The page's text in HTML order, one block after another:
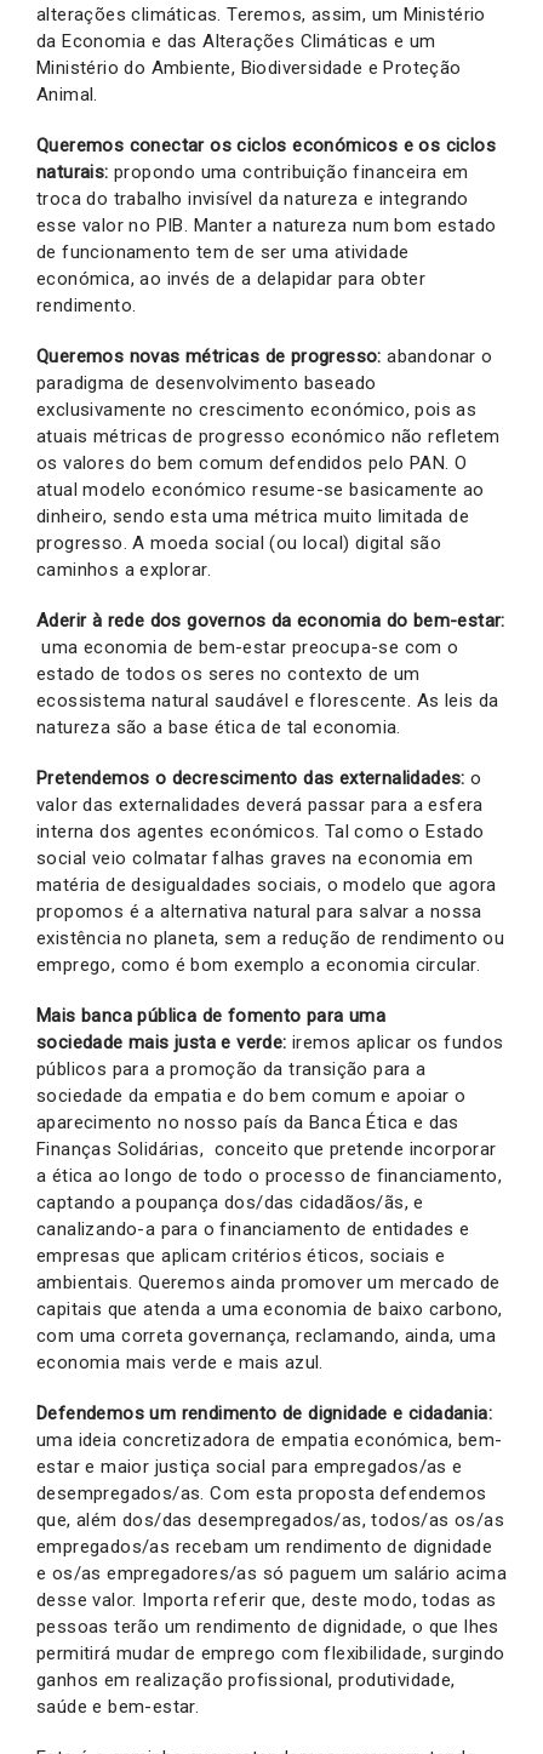
alterações climáticas. Teremos, assim, um Ministério
da Economia e das Alterações Climáticas e um
Ministério do Ambiente, Biodiversidade e Proteção
Animal.
Queremos conectar os ciclos económicos e os ciclos
naturais: propondo uma contribuição financeira em
troca do trabalho invisível da natureza e integrando
esse valor no PIB. Manter a natureza num bom estado
de funcionamento tem de ser uma atividade
económica, ao invés de a delapidar para obter
rendimento.
Queremos novas métricas de progresso:abandonar o
paradigma de desenvolvimento baseado
exclusivamente no crescimento económico, pois as
atuais métricas de progresso económico não refletem
os valores do bem comum defendidos pelo PAN. O
atual modelo económico resume-se basicamente ao
dinheiro, sendo esta uma métrica muito limitada de
progresso. A moeda social (ou local) digital são
caminhos a explorar.
Aderir à rede dos governos da economia do bem-estar:
uma economia de bem-estar preocupa-se com o
estado de todos os seres no contexto de um
ecossistema natural saudável e florescente. As leis da
natureza são a base ética de tal economia.
Pretendemos o decrescimento das externalidades:o
valor das externalidades deverá passar para a esfera
interna dos agentes económicos. Tal como o Estado
social veio colmatar falhas graves na economia em
matéria de desigualdades sociais, o modelo que agora
propomos é a alternativa natural para salvar a nossa
existência no planeta, sem a redução de rendimento ou
emprego, como é bom exemplo a economia circular.
Mais banca pública de fomento para uma
sociedade mais justa e verde: iremos aplicar os fundos
públicos para a promoção da transição para a
sociedade da empatia e do bem comum e apoiar o
aparecimento no nosso país da Banca Ética e das
Finanças Solidárias, conceito que pretende incorporar
a ética ao longo de todo o processo de financiamento,
captando a poupança dos/das cidadãos/ãs, e
canalizando-a para o financiamento de entidades e
empresas que aplicam critérios éticos, sociais e
ambientais. Queremos ainda promover um mercado de
capitais que atenda a uma economia de baixo carbono,
com uma correta governança, reclamando, ainda, uma
economia mais verde e mais azul.
Defendemos um rendimento de dignidade e cidadania:
uma ideia concretizadora de empatia económica, bem-
estar e maior justiça social para empregados/as e
desempregados/as. Com esta proposta defendemos
que, além dos/das desempregados/as, todos/as os/as
empregados/as recebam um rendimento de dignidade
e os/as empregadores/as só paguem um salário acima
desse valor. Importa referir que, deste modo, todas as
pessoas terão um rendimento de dignidade, o que lhes
permitirá mudar de emprego com flexibilidade, surgindo
ganhos em realização profissional, produtividade,
saúde e bem-estar.